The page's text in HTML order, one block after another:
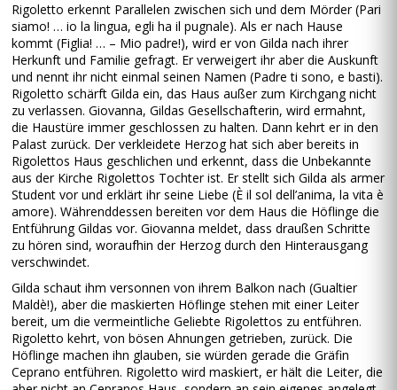
Rigoletto erkennt Parallelen zwischen sich und dem Mörder (Pari
siamo! … io la lingua, egli ha il pugnale). Als er nach Hause
kommt (Figlia! … – Mio padre!), wird er von Gilda nach ihrer
Herkunft und Familie gefragt. Er verweigert ihr aber die Auskunft
und nennt ihr nicht einmal seinen Namen (Padre ti sono, e basti).
Rigoletto schärft Gilda ein, das Haus außer zum Kirchgang nicht
zu verlassen. Giovanna, Gildas Gesellschafterin, wird ermahnt,
die Haustüre immer geschlossen zu halten. Dann kehrt er in den
Palast zurück. Der verkleidete Herzog hat sich aber bereits in
Rigolettos Haus geschlichen und erkennt, dass die Unbekannte
aus der Kirche Rigolettos Tochter ist. Er stellt sich Gilda als armer
Student vor und erklärt ihr seine Liebe (È il sol dell’anima, la vita è
amore). Währenddessen bereiten vor dem Haus die Höflinge die
Entführung Gildas vor. Giovanna meldet, dass draußen Schritte
zu hören sind, woraufhin der Herzog durch den Hinterausgang
verschwindet.
Gilda schaut ihm versonnen von ihrem Balkon nach (Gualtier
Maldè!), aber die maskierten Höflinge stehen mit einer Leiter
bereit, um die vermeintliche Geliebte Rigolettos zu entführen.
Rigoletto kehrt, von bösen Ahnungen getrieben, zurück. Die
Höflinge machen ihn glauben, sie würden gerade die Gräfin
Ceprano entführen. Rigoletto wird maskiert, er hält die Leiter, die